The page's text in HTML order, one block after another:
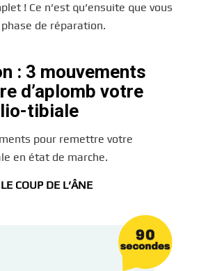
! Ce n’est qu’ensuite que vous
de réparation.
: 3 mouvements
d’aplomb votre
tibiale
pour remettre votre
en état de marche.
COUP DE L’ÂNE